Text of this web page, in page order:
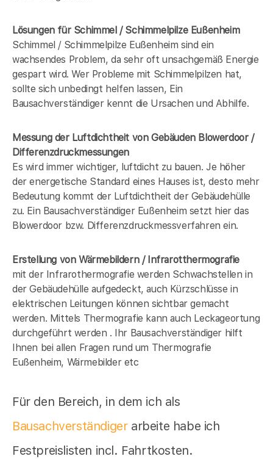
Lösungen für Schimmel / Schimmelpilze Eußenheim
Schimmel / Schimmelpilze Eußenheim sind ein
wachsendes Problem, da sehr oft unsachgemäß Energie
gespart wird. Wer Probleme mit Schimmelpilzen hat,
sollte sich unbedingt helfen lassen, Ein
Bausachverständiger kennt die Ursachen und Abhilfe.
Messung der Luftdichtheit von Gebäuden Blowerdoor /
Differenzdruckmessungen
Es wird immer wichtiger, luftdicht zu bauen. Je höher
der energetische Standard eines Hauses ist, desto mehr
Bedeutung kommt der Luftdichtheit der Gebäudehülle
zu. Ein Bausachverständiger Eußenheim setzt hier das
Blowerdoor bzw. Differenzdruckmessverfahren ein.
Erstellung von Wärmebildern / Infrarotthermografie
mit der Infrarothermografie werden Schwachstellen in
der Gebäudehülle aufgedeckt, auch Kürzschlüsse in
elektrischen Leitungen können sichtbar gemacht
werden. Mittels Thermografie kann auch Leckageortung
durchgeführt werden . Ihr Bausachverständiger hilft
Ihnen bei allen Fragen rund um Thermografie
Eußenheim, Wärmebilder etc
Für den Bereich, in dem ich als
Bausachverständigerarbeite habe ich
Festpreislisten incl. Fahrtkosten.